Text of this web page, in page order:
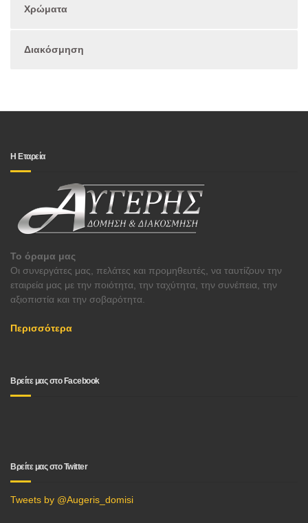
Χρώματα
Διακόσμηση
Η Εταρεία
Το όραμα μας
Οι συνεργάτες μας, πελάτες και προμηθευτές, να ταυτίζουν την
εταιρεία μας με την ποιότητα, την ταχύτητα, την συνέπεια, την
αξιοπιστία και την σοβαρότητα.
Περισσότερα
Βρείτε μας στο Facebook
Βρείτε μας στο Twitter
Tweets by @Augeris_domisi